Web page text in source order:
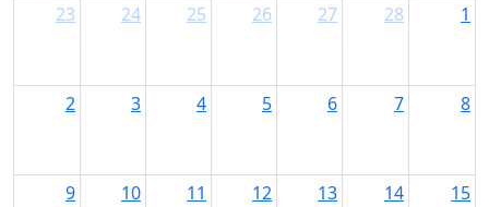
23
24 25 26 27 28 1
2 3 4 5 6 7 8
9 10 11 12 13 14 15